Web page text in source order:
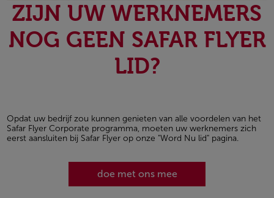
ZIJN UW WERKNEMERS
NOG GEEN SAFAR FLYER
LID?
Opdat uw bedrijf zou kunnen genieten van alle voordelen van het
Safar Flyer Corporate programma, moeten uw werknemers zich
eerst aansluiten bij Safar Flyer op onze "Word Nu lid" pagina.
doe met ons mee